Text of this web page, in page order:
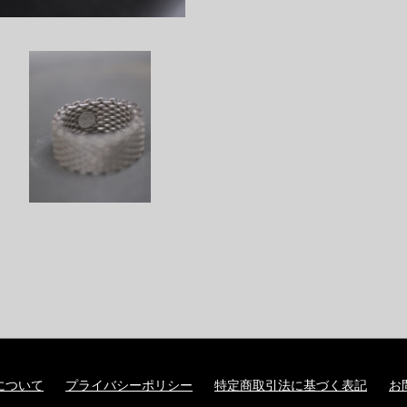
ついて プライバシーポリシー 特定商取引法に基づく表記 お